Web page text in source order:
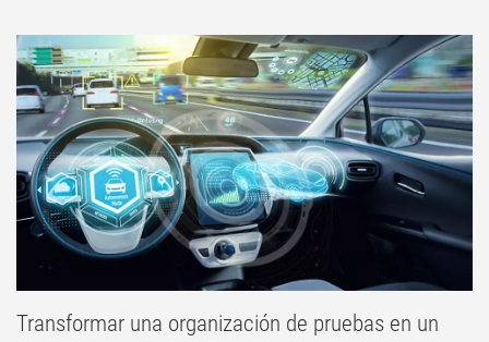
Transformar una organización de pruebas en un